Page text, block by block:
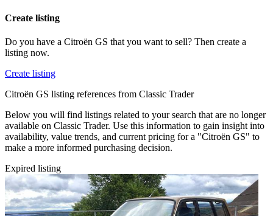
Create listing
Do you have a Citroën GS that you want to sell? Then create a
listing now.
Create listing
Citroën GS listing references from Classic Trader
Below you will find listings related to your search that are no longer
available on Classic Trader. Use this information to gain insight into
availability, value trends, and current pricing for a "Citroën GS" to
make a more informed purchasing decision.
Expired listing